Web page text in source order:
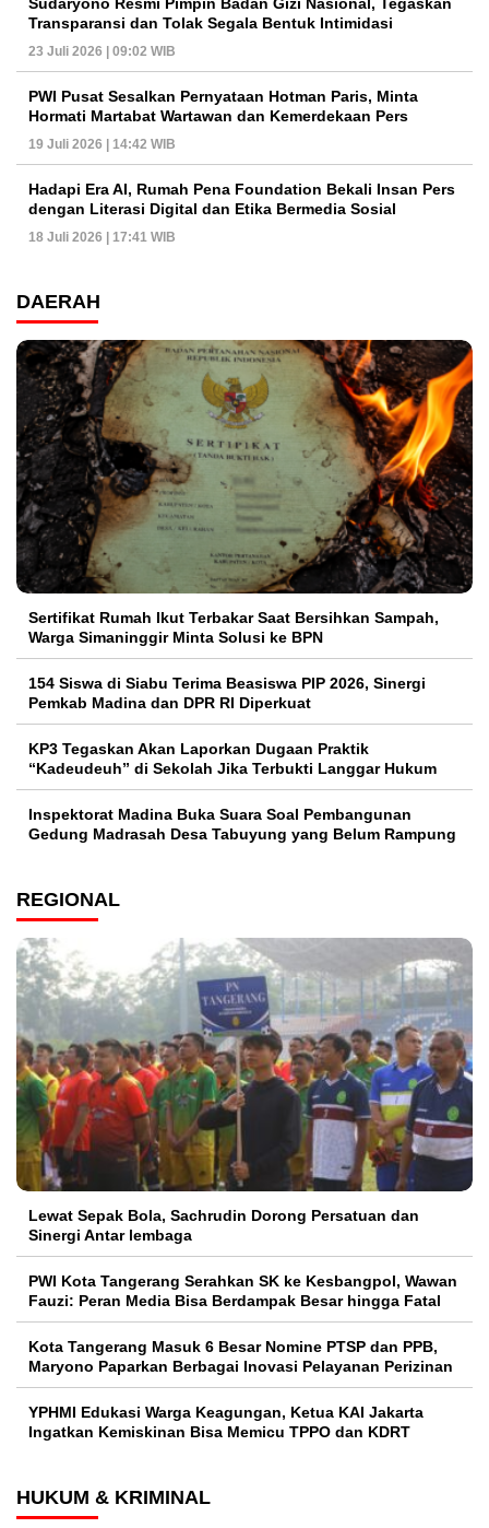
Transparansi dan Tolak Segala Bentuk Intimidasi
23 Juli 2026 | 09:02 WIB
PWI Pusat Sesalkan Pernyataan Hotman Paris, Minta
Hormati Martabat Wartawan dan Kemerdekaan Pers
19 Juli 2026 | 14:42 WIB
Hadapi Era AI, Rumah Pena Foundation Bekali Insan Pers
dengan Literasi Digital dan Etika Bermedia Sosial
18 Juli 2026 | 17:41 WIB
DAERAH
Sertifikat Rumah Ikut Terbakar Saat Bersihkan Sampah,
Warga Simaninggir Minta Solusi ke BPN
154 Siswa di Siabu Terima Beasiswa PIP 2026, Sinergi
Pemkab Madina dan DPR RI Diperkuat
KP3 Tegaskan Akan Laporkan Dugaan Praktik
“Kadeudeuh” di Sekolah Jika Terbukti Langgar Hukum
Inspektorat Madina Buka Suara Soal Pembangunan
Gedung Madrasah Desa Tabuyung yang Belum Rampung
REGIONAL
Lewat Sepak Bola, Sachrudin Dorong Persatuan dan
Sinergi Antar lembaga
PWI Kota Tangerang Serahkan SK ke Kesbangpol, Wawan
Fauzi: Peran Media Bisa Berdampak Besar hingga Fatal
Kota Tangerang Masuk 6 Besar Nomine PTSP dan PPB,
Maryono Paparkan Berbagai Inovasi Pelayanan Perizinan
YPHMI Edukasi Warga Keagungan, Ketua KAI Jakarta
Ingatkan Kemiskinan Bisa Memicu TPPO dan KDRT
HUKUM & KRIMINAL